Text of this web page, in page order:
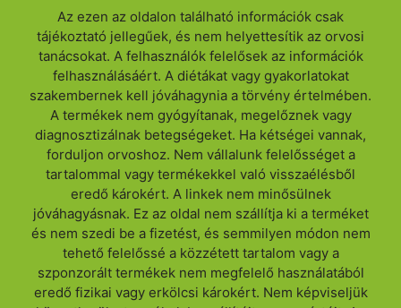
Az ezen az oldalon található információk csak
tájékoztató jellegűek, és nem helyettesítik az orvosi
tanácsokat. A felhasználók felelősek az információk
felhasználásáért. A diétákat vagy gyakorlatokat
szakembernek kell jóváhagynia a törvény értelmében.
A termékek nem gyógyítanak, megelőznek vagy
diagnosztizálnak betegségeket. Ha kétségei vannak,
forduljon orvoshoz. Nem vállalunk felelősséget a
tartalommal vagy termékekkel való visszaélésből
eredő károkért. A linkek nem minősülnek
jóváhagyásnak. Ez az oldal nem szállítja ki a terméket
és nem szedi be a fizetést, és semmilyen módon nem
tehető felelőssé a közzétett tartalom vagy a
szponzorált termékek nem megfelelő használatából
eredő fizikai vagy erkölcsi károkért. Nem képviseljük